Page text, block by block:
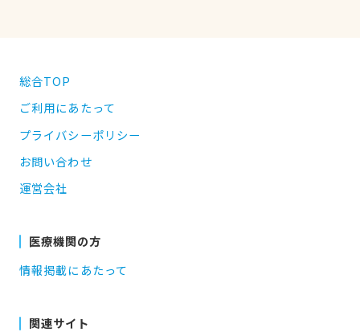
総合TOP
ご利用にあたって
プライバシーポリシー
お問い合わせ
運営会社
医療機関の方
情報掲載にあたって
関連サイト